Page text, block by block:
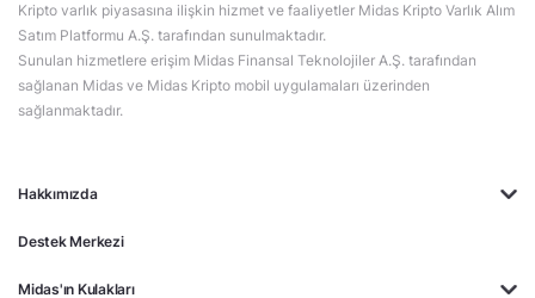
Hakkımızda
Destek Merkezi
Midas'ın Kulakları
Kripto varlık piyasasına ilişkin hizmet ve faaliyetler Midas Kripto Varlık Alım
Satım Platformu A.Ş. tarafından sunulmaktadır.
Sunulan hizmetlere erişim Midas Finansal Teknolojiler A.Ş. tarafından
sağlanan Midas ve Midas Kripto mobil uygulamaları üzerinden
sağlanmaktadır.